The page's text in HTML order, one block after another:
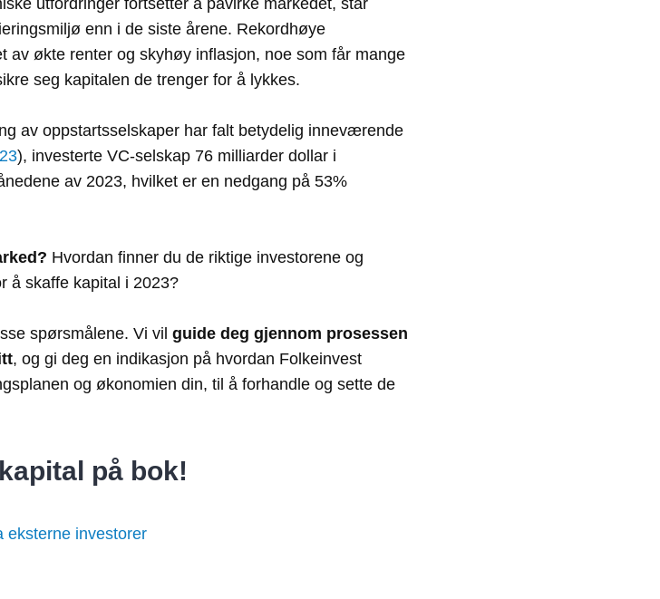
enn i de siste årene. Rekordhøye
av økte renter og skyhøy inflasjon, noe som får mange
seg kapitalen de trenger for å lykkes.
av oppstartsselskaper har falt betydelig inneværende
), investerte VC-selskap 76 milliarder dollar i
av 2023, hvilket er en nedgang på 53%
Hvordan finner du de riktige investorene og
å skaffe kapital i 2023?
spørsmålene. Vi vil guide deg gjennom prosessen
, og gi deg en indikasjon på hvordan Folkeinvest
og økonomien din, til å forhandle og sette de
på bok!
eksterne investorer